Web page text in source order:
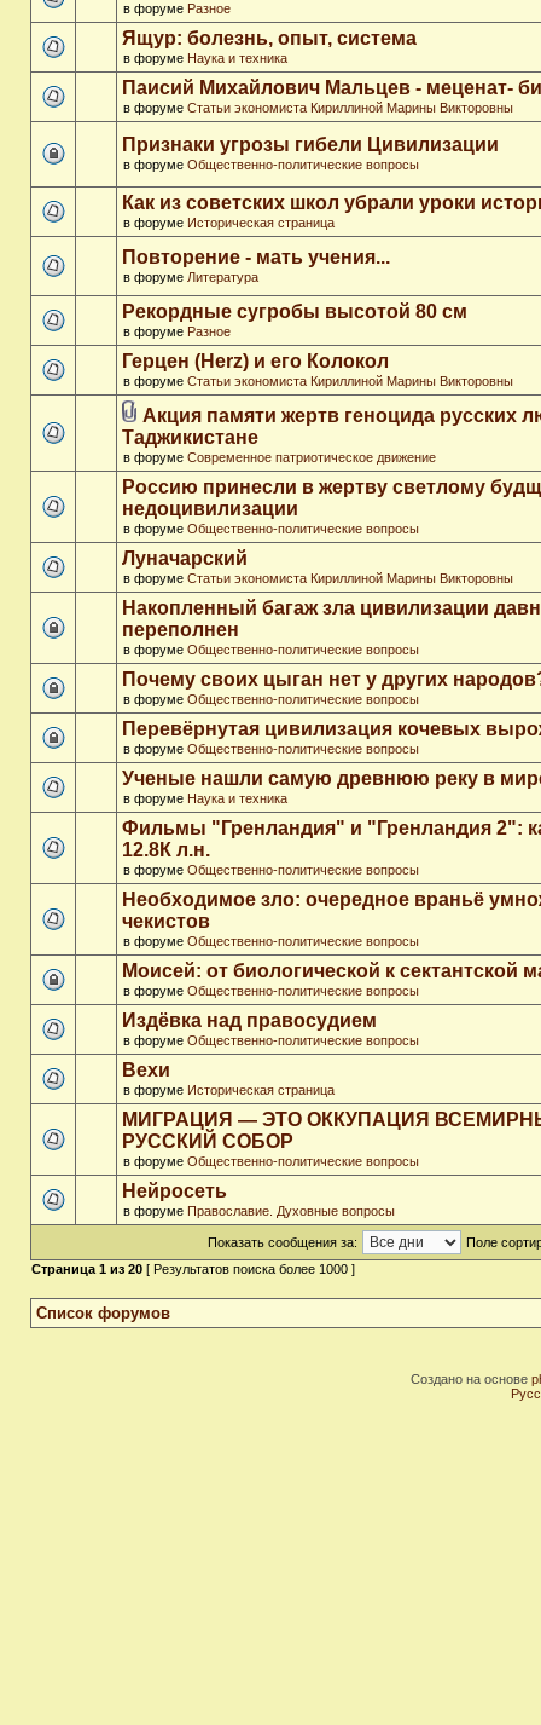
в форуме Разное
Ящур: болезнь, опыт, система
в форуме Наука и техника
Паисий Михайлович Мальцев - меценат-
в форуме Статьи экономиста Кириллиной Марины Викторовны
Признаки угрозы гибели Цивилизации
в форуме Общественно-политические вопросы
Как из советских школ убрали уроки
в форуме Историческая страница
Повторение - мать учения...
в форуме Литература
Рекордные сугробы высотой 80 см
в форуме Разное
Герцен (Herz) и его Колокол
в форуме Статьи экономиста Кириллиной Марины Викторовны
Акция памяти жертв геноцида русских
Таджикистане
в форуме Современное патриотическое движение
Россию принесли в жертву светлому
недоцивилизации
в форуме Общественно-политические вопросы
Луначарский
в форуме Статьи экономиста Кириллиной Марины Викторовны
Накопленный багаж зла цивилизации
переполнен
в форуме Общественно-политические вопросы
Почему своих цыган нет у других
в форуме Общественно-политические вопросы
Перевёрнутая цивилизация кочевых
в форуме Общественно-политические вопросы
Ученые нашли самую древнюю реку в
в форуме Наука и техника
Фильмы "Гренландия" и "Гренландия 2":
12.8К л.н.
в форуме Общественно-политические вопросы
Необходимое зло: очередное враньё
чекистов
в форуме Общественно-политические вопросы
Моисей: от биологической к сектантской
в форуме Общественно-политические вопросы
Издёвка над правосудием
в форуме Общественно-политические вопросы
Вехи
в форуме Историческая страница
МИГРАЦИЯ — ЭТО ОККУПАЦИЯ
РУССКИЙ СОБОР
в форуме Общественно-политические вопросы
Нейросеть
в форуме Православие. Духовные вопросы
Показать сообщения за:
Поле
Страница 1 из 20 [ Результатов поиска более 1000 ]
Список форумов
Создано на основе